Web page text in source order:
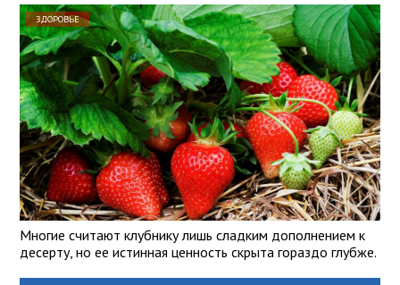
ЗДОРОВЬЕ
Многие считают клубнику лишь сладким дополнением к
десерту, но ее истинная ценность скрыта гораздо глубже.